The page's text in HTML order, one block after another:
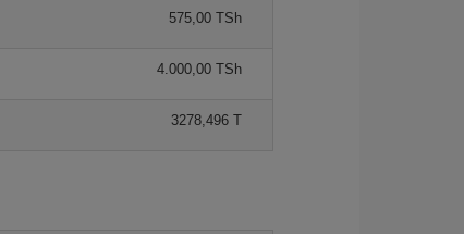
575,00 TSh
4.000,00 TSh
3278,496 T